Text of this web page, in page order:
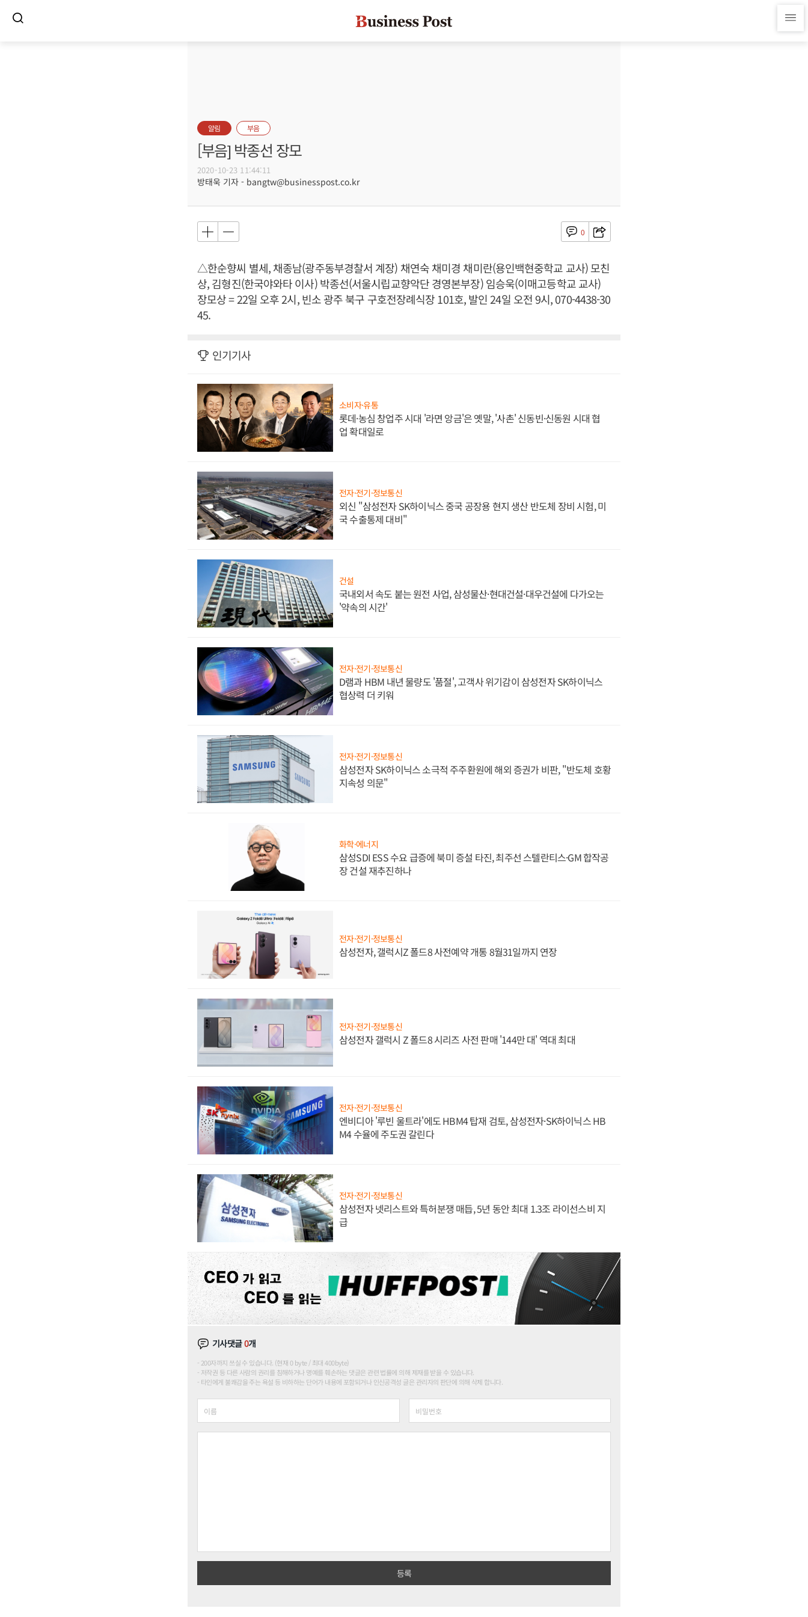
알림 부음
[부음] 박종선 장모
2020-10-23 11:44:11
방태욱 기자 - bangtw@businesspost.co.kr
0
△한순향씨 별세, 채종남(광주동부경찰서 계장) 채연숙 채미경 채미란(용인백현중학교 교사) 모친
상, 김형진(한국야와타 이사) 박종선(서울시립교향악단 경영본부장) 임승욱(이매고등학교 교사)
장모상 = 22일 오후 2시, 빈소 광주 북구 구호전장례식장 101호, 발인 24일 오전 9시, 070-4438-30
45.
인기기사
소비자·유통
롯데·농심 창업주 시대 '라면 앙금'은 옛말, '사촌' 신동빈·신동원 시대 협
업 확대일로
전자·전기·정보통신
외신 "삼성전자 SK하이닉스 중국 공장용 현지 생산 반도체 장비 시험, 미
국 수출통제 대비"
건설
국내외서 속도 붙는 원전 사업, 삼성물산·현대건설·대우건설에 다가오는
'약속의 시간'
전자·전기·정보통신
D램과 HBM 내년 물량도 '품절', 고객사 위기감이 삼성전자 SK하이닉스
협상력 더 키워
전자·전기·정보통신
삼성전자 SK하이닉스 소극적 주주환원에 해외 증권가 비판, "반도체 호황
지속성 의문"
화학·에너지
삼성SDI ESS 수요 급증에 북미 증설 타진, 최주선 스텔란티스·GM 합작공
장 건설 재추진하나
전자·전기·정보통신
삼성전자, 갤럭시Z 폴드8 사전예약 개통 8월31일까지 연장
전자·전기·정보통신
삼성전자 갤럭시 Z 폴드8 시리즈 사전 판매 '144만 대' 역대 최대
전자·전기·정보통신
엔비디아 '루빈 울트라'에도 HBM4 탑재 검토, 삼성전자·SK하이닉스 HB
M4 수율에 주도권 갈린다
전자·전기·정보통신
삼성전자 넷리스트와 특허분쟁 매듭, 5년 동안 최대 1.3조 라이선스비 지
급
기사댓글0개
200자까지 쓰실 수 있습니다. (현재 0 byte / 최대 400byte)
저작권 등 다른 사람의 권리를 침해하거나 명예를 훼손하는 댓글은 관련 법률에 의해 제재를 받을 수 있습니다.
타인에게 불쾌감을 주는 욕설 등 비하하는 단어가 내용에 포함되거나 인신공격성 글은 관리자의 판단에 의해 삭제 합니다.